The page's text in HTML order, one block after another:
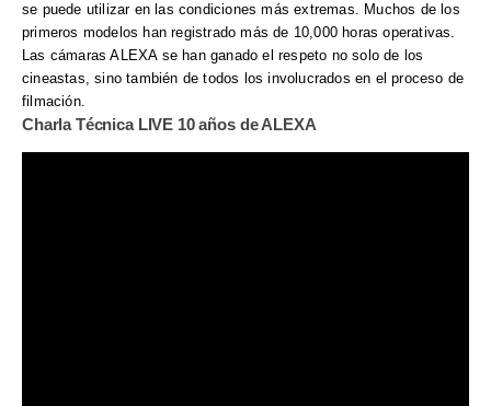
se puede utilizar en las condiciones más extremas. Muchos de los
primeros modelos han registrado más de 10,000 horas operativas.
Las cámaras ALEXA se han ganado el respeto no solo de los
cineastas, sino también de todos los involucrados en el proceso de
filmación.
Charla Técnica LIVE 10 años de ALEXA